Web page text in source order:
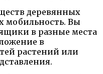
деревянных
мобильность. Вы
в разные места
в
растений или